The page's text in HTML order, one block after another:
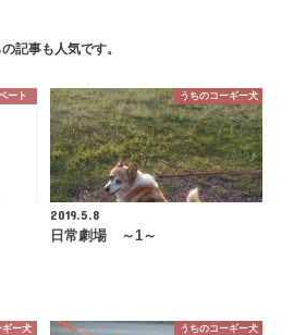
記事も人気です。
ート うちのコーギー犬
2019.5.8
日常劇場 ～1～
ギー犬 うちのコーギー犬